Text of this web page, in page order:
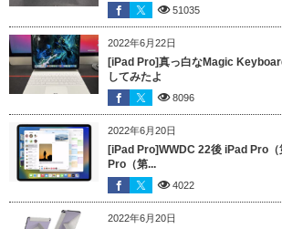
51035
2022年6月22日
[iPad Pro]真っ白なMagic
してみたよ
8096
2022年6月20日
[iPad Pro]WWDC 22後 iPad Pro
Pro（第...
4022
2022年6月20日